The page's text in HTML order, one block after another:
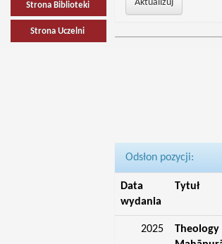
Strona Biblioteki
Strona Uczelni
Odsłon pozycji:
Data
wydania
Tytuł
2025
Theology